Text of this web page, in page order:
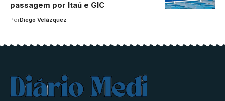
passagem por Itaú e GIC
PorDiego Velázquez